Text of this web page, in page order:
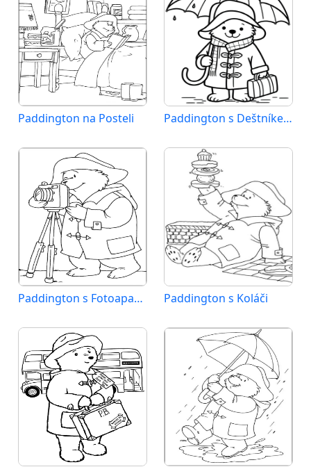
Paddington na Posteli Paddington s Deštníkem
Paddington s Fotoaparátem Paddington s Koláči